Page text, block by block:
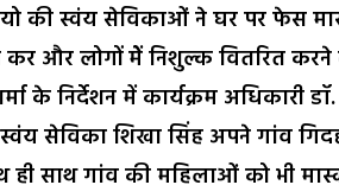
की स्वंय सेविकाओं ने घर पर फेस
और लोगों मेें निशुल्क वितरित
के निर्देशन में कार्यक्रम अधिकारी
सेविका शिखा सिंह अपने गांव
ही साथ गांव की महिलाओं को भी